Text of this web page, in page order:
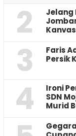
2
Jelang
Kanvas
3
Faris
Persik
4
Ironi
SDN
Murid